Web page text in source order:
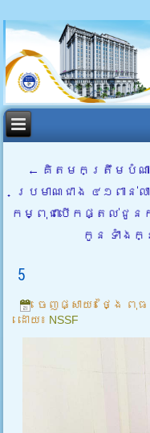
← គិតមកត្រឹមបំណា
ប្រមាណជាង ៤១ពាន់
កម្ពុជាបើកផ្តល់ជូ
កូន ទាំង
5
ចេញផ្សាយ៖ ថ្ងៃ ពុ
ដោយ៖ NSSF